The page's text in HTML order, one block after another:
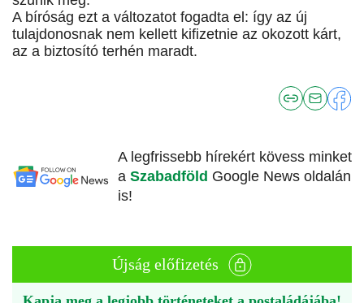
A bíróság ezt a változatot fogadta el: így az új
tulajdonosnak nem kellett kifizetnie az okozott kárt,
az a biztosító terhén maradt.
A legfrissebb hírekért kövess minket
a Szabadföld Google News oldalán
is!
Újság előfizetés